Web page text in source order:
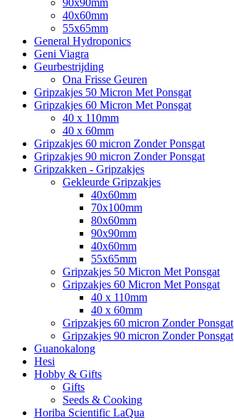
90x90mm
40x60mm
55x65mm
General Hydroponics
Geni Viagra
Geurbestrijding
Ona Frisse Geuren
Gripzakjes 50 Micron Met Ponsgat
Gripzakjes 60 Micron Met Ponsgat
40 x 110mm
40 x 60mm
Gripzakjes 60 micron Zonder Ponsgat
Gripzakjes 90 micron Zonder Ponsgat
Gripzakken - Gripzakjes
Gekleurde Gripzakjes
40x60mm
70x100mm
80x60mm
90x90mm
40x60mm
55x65mm
Gripzakjes 50 Micron Met Ponsgat
Gripzakjes 60 Micron Met Ponsgat
40 x 110mm
40 x 60mm
Gripzakjes 60 micron Zonder Ponsgat
Gripzakjes 90 micron Zonder Ponsgat
Guanokalong
Hesi
Hobby & Gifts
Gifts
Seeds & Cooking
Horiba Scientific LaQua